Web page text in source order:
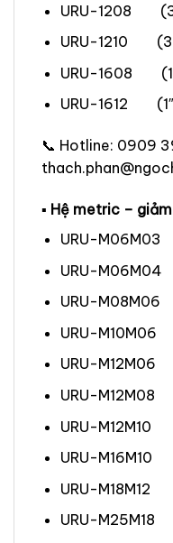
URU-1208
URU-1210
URU-1608
URU-1612
📞 Hotline: 0909
▪ Hệ metric –
URU-
URU-
URU-
URU-
URU-
URU-
URU-M12M10
URU-M16M10
URU-M18M12
URU-